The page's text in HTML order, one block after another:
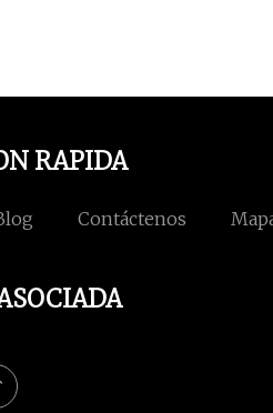
RAPIDA
Contáctenos